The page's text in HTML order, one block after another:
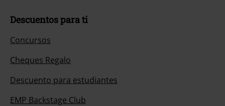
Descuentos para ti
Concursos
Cheques Regalo
Descuento para estudiantes
EMP Backstage Club